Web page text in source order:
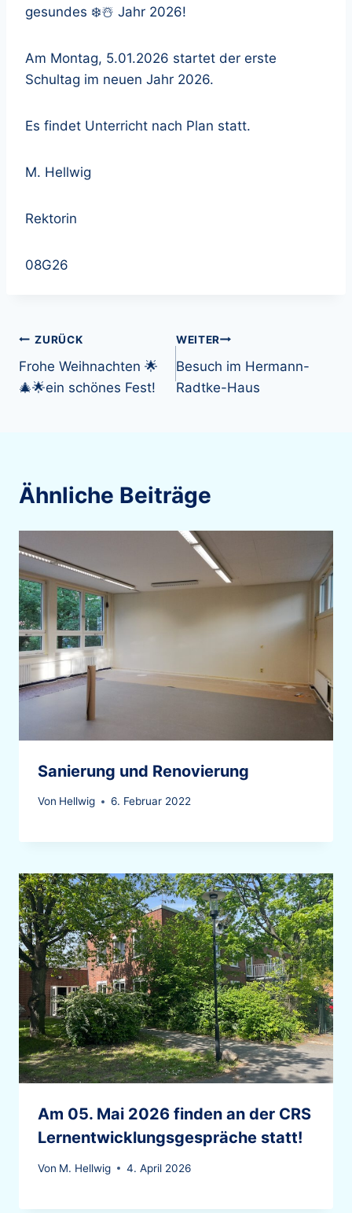
gesundes ❄️☃️ Jahr 2026!
Am Montag, 5.01.2026 startet der erste
Schultag im neuen Jahr 2026.
Es findet Unterricht nach Plan statt.
M. Hellwig
Rektorin
08G26
Beitragsnavigation
ZURÜCK
Frohe Weihnachten 🌟
🎄🌟ein schönes Fest!
WEITER
Besuch im Hermann-
Radtke-Haus
Ähnliche Beiträge
Sanierung und Renovierung
Von Hellwig 6. Februar 2022
Am 05. Mai 2026 finden an der CRS
Lernentwicklungsgespräche statt!
Von M. Hellwig 4. April 2026